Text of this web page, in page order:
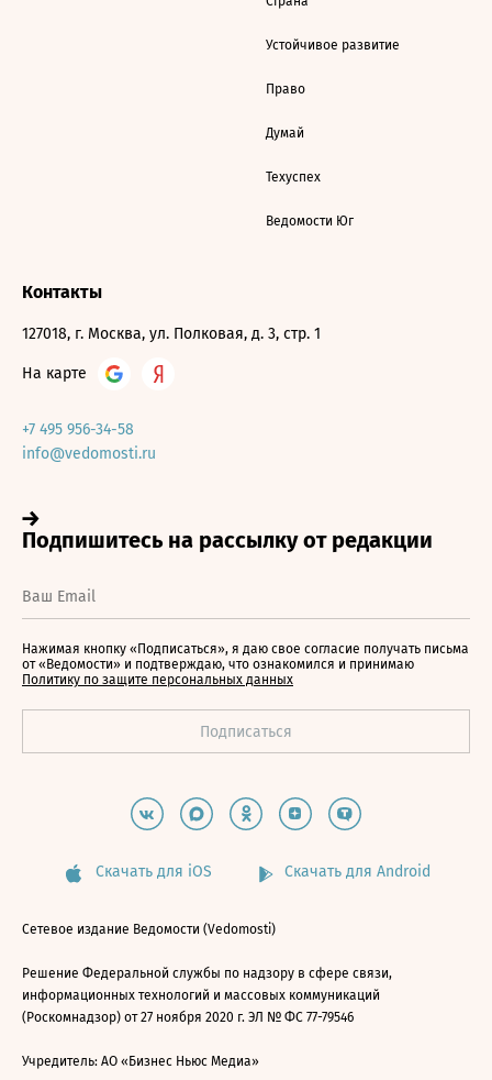
Устойчивое развитие
Право
Думай
Техуспех
Ведомости Юг
Контакты
127018, г. Москва, ул. Полковая, д. 3, стр. 1
На карте
+7 495 956-34-58
info@vedomosti.ru
Нажимая кнопку «Подписаться», я даю свое согласие получать письма
от «Ведомости» и подтверждаю, что ознакомился и принимаю
Политику по защите персональных данных
Скачать для iOS Скачать для Android
Сетевое издание Ведомости (Vedomosti)
Решение Федеральной службы по надзору в сфере связи,
информационных технологий и массовых коммуникаций
(Роскомнадзор) от 27 ноября 2020 г. ЭЛ № ФС 77-79546
Учредитель: АО «Бизнес Ньюс Медиа»